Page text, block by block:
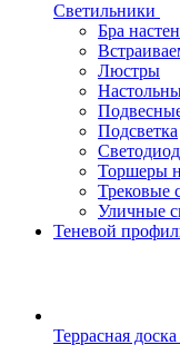
Светильники
Бра
Люстры
Подсветка
Торшеры
Трековые
Уличные
Теневой
Террасная доска